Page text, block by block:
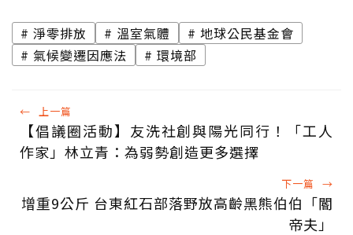
淨零排放 溫室氣體
地球公民基金會
氣候變遷因應法
環境部
← 上一篇
【倡議圈活動】友洗社創與陽光同行！「工人
作家」林立青：為弱勢創造更多選擇
下一篇 →
增重9公斤 台東紅石部落野放高齡黑熊伯伯「閽
帝夫」